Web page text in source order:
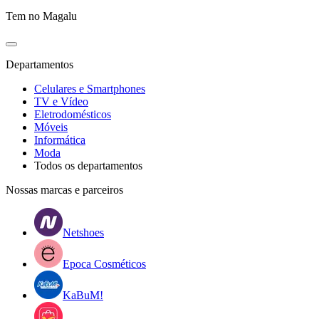
Tem no Magalu
Departamentos
Celulares e Smartphones
TV e Vídeo
Eletrodomésticos
Móveis
Informática
Moda
Todos os departamentos
Nossas marcas e parceiros
Netshoes
Epoca Cosméticos
KaBuM!